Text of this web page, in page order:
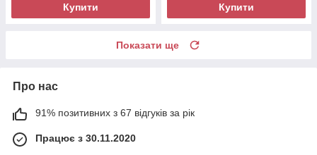
Купити Купити
Показати ще
Про нас
91% позитивних з 67 відгуків за рік
Працює з 30.11.2020